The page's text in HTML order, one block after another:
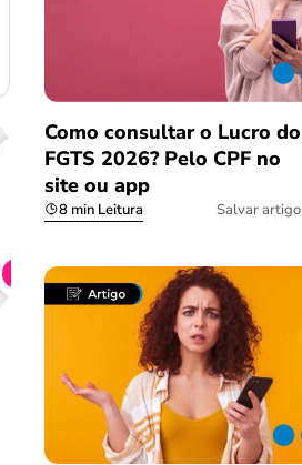
Como consultar o Lucro do
FGTS 2026? Pelo CPF no
site ou app
8 min Leitura Salvar artigo